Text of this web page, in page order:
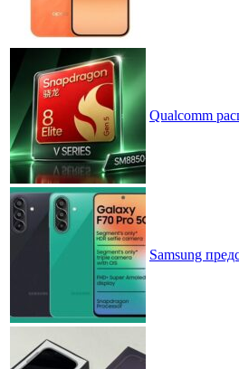
Qualcomm
Samsung